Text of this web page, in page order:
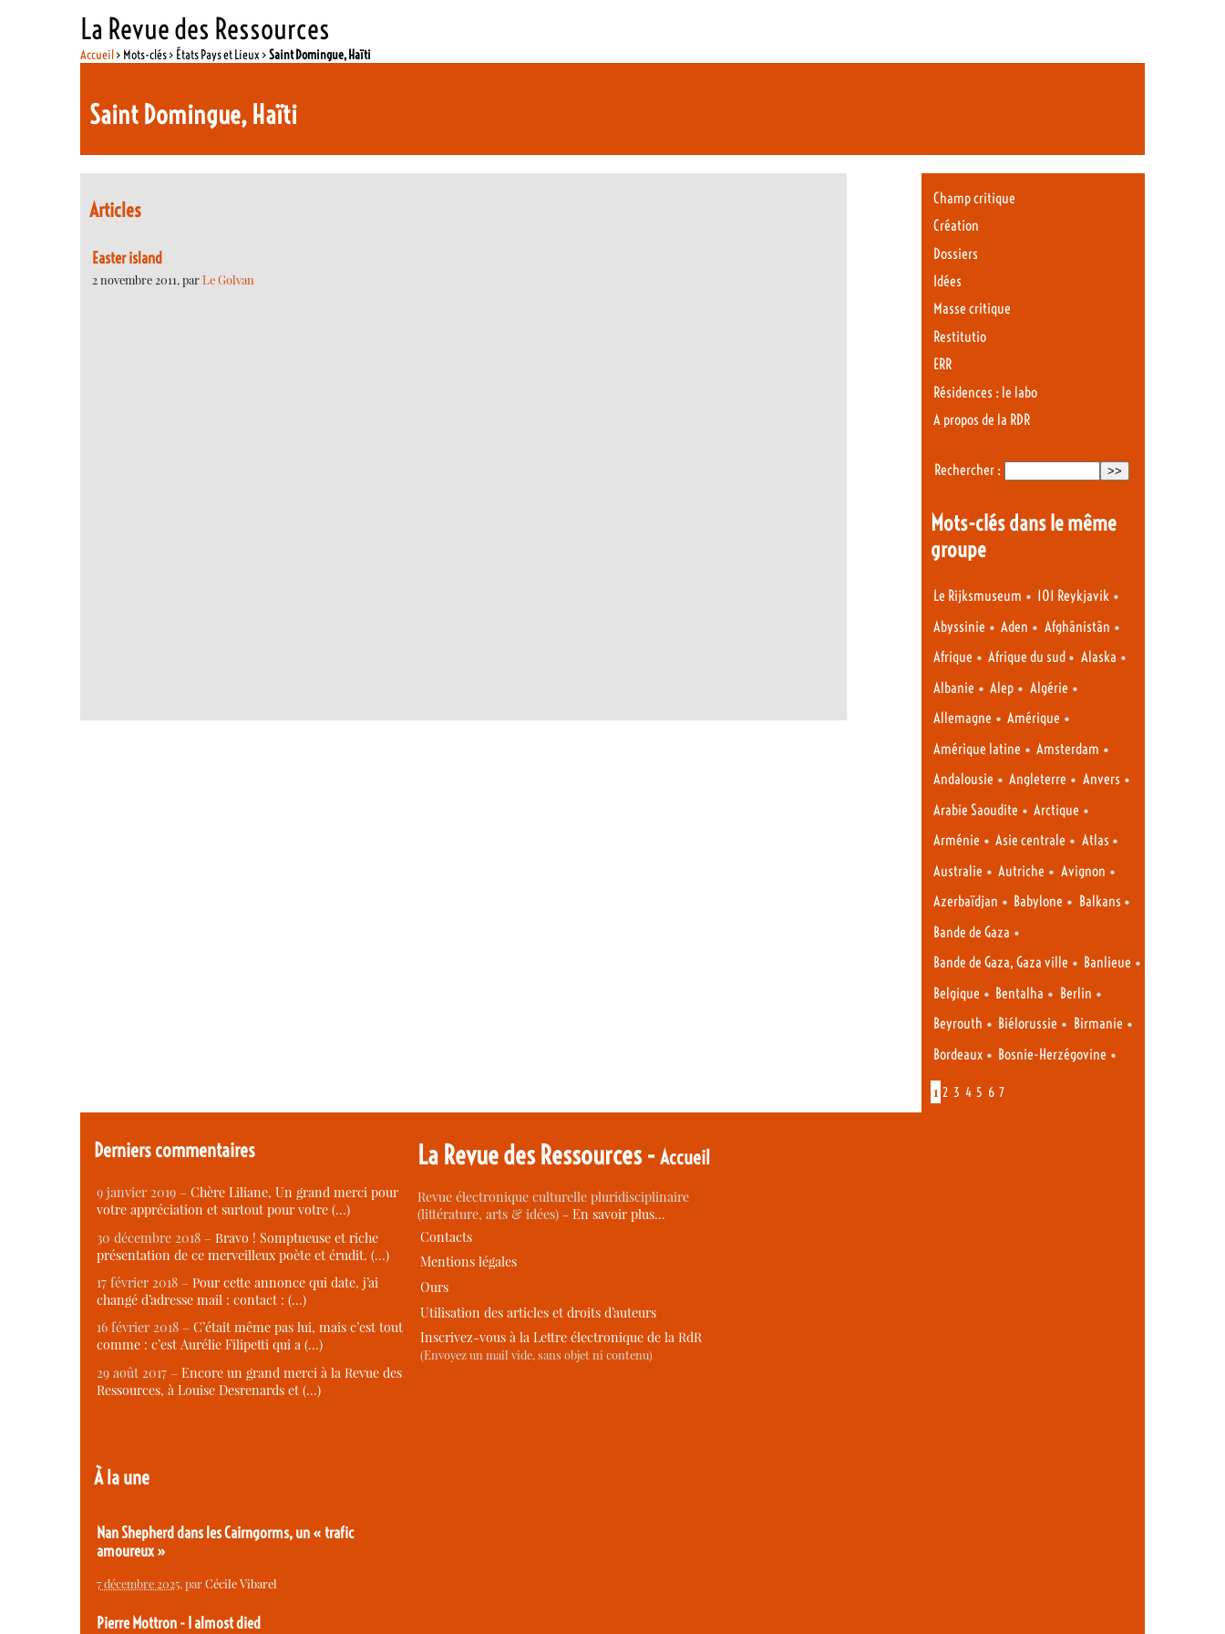
La Revue des Ressources
Accueil> Mots-clés > États Pays et Lieux >Saint Domingue, Haïti
Saint Domingue, Haïti
Articles
Easter island
2 novembre 2011, parLe Golvan
Champ critique
Création
Dossiers
Idées
Masse critique
Restitutio
ERR
Résidences : le labo
A propos de la RDR
Rechercher :
Mots-clés dans le même
groupe
Le Rijksmuseum • 101 Reykjavik •
Abyssinie • Aden • Afghânistân •
Afrique • Afrique du sud • Alaska •
Albanie • Alep • Algérie •
Allemagne • Amérique •
Amérique latine • Amsterdam •
Andalousie • Angleterre • Anvers•
Arabie Saoudite • Arctique •
Arménie • Asie centrale • Atlas •
Australie • Autriche • Avignon •
Azerbaïdjan • Babylone • Balkans •
Bande de Gaza •
Bande de Gaza, Gaza ville • Banlieue •
Belgique • Bentalha • Berlin •
Beyrouth • Biélorussie • Birmanie •
Bordeaux • Bosnie-Herzégovine •
1 2 3 4 5 6 7
Derniers commentaires
9 janvier 2019 – Chère Liliane, Un grand merci pour
votre appréciation et surtout pour votre (…)
30 décembre 2018 – Bravo ! Somptueuse et riche
présentation de ce merveilleux poète et érudit. (…)
17 février 2018 – Pour cette annonce qui date, j’ai
changé d’adresse mail : contact : (…)
16 février 2018 – C’était même pas lui, mais c’est tout
comme : c’est Aurélie Filipetti qui a (…)
29 août 2017 – Encore un grand merci à la Revue des
Ressources, à Louise Desrenards et (…)
À la une
Nan Shepherd dans les Cairngorms, un « trafic
amoureux »
7 décembre 2025, parCécile Vibarel
Pierre Mottron - I almost died
La Revue des Ressources -Accueil
Revue électronique culturelle pluridisciplinaire
(littérature, arts & idées) -En savoir plus…
Contacts
Mentions légales
Ours
Utilisation des articles et droits d’auteurs
Inscrivez-vous à la Lettre électronique de la RdR
(Envoyez un mail vide, sans objet ni contenu)